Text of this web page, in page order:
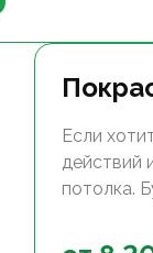
Если
действий
потолка.